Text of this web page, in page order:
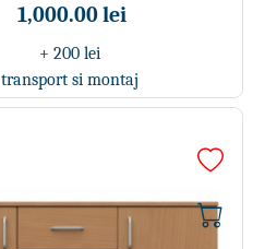
1,000.00 lei
+ 200 lei
transport si montaj